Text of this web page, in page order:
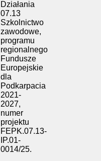
Działania
07.13
Szkolnictwo
zawodowe,
programu
regionalnego
Fundusze
Europejskie
dla
Podkarpacia
2021-
2027,
numer
projektu
FEPK.07.13-
IP.01-
0014/25.